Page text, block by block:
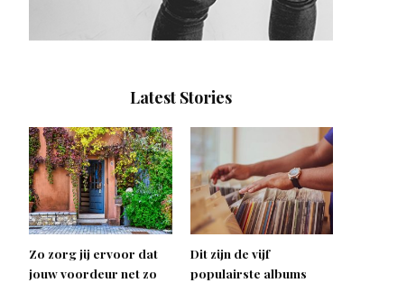
Latest Stories
Zo zorg jij ervoor dat
jouw voordeur net zo
Dit zijn de vijf
populairste albums